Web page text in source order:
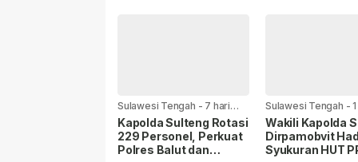
Sulawesi Tengah - 7 hari
yang lalu
Kapolda Sulteng Rotasi
229 Personel, Perkuat
Polres Balut dan
Sulawesi Tengah -
yang lalu
Wakili Kapolda
Dirpamobvit
Syukuran HUT